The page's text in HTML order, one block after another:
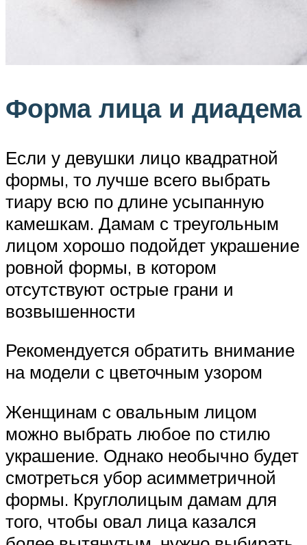
Форма лица и диадема
Если у девушки лицо квадратной
формы, то лучше всего выбрать
тиару всю по длине усыпанную
камешкам. Дамам с треугольным
лицом хорошо подойдет украшение
ровной формы, в котором
отсутствуют острые грани и
возвышенности
Рекомендуется обратить внимание
на модели с цветочным узором
Женщинам с овальным лицом
можно выбрать любое по стилю
украшение. Однако необычно будет
смотреться убор асимметричной
формы. Круглолицым дамам для
того, чтобы овал лица казался